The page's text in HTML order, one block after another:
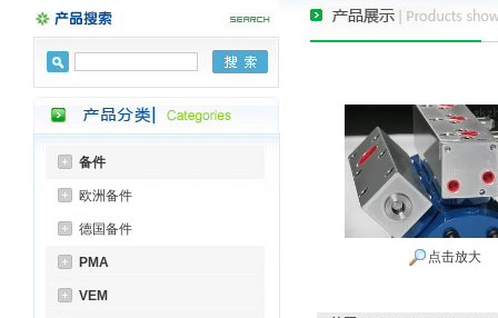
备件
欧洲备件
德国备件
PMA
VEM
点击放大